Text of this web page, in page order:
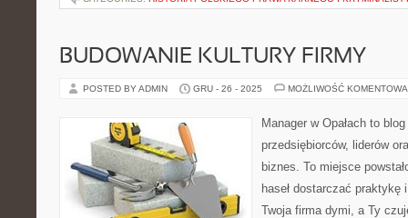
BUDOWANIE KULTURY FIRMY
POSTED BY ADMIN GRU - 26 - 2025 MOŻLIWOŚĆ
Manager w Opałach to
przedsiębiorców, liderów
biznes. To miejsce
haseł dostarczać
Twoja firma dymi, a Ty